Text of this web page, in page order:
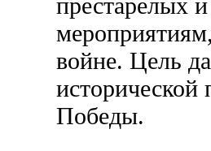
войне. Цель
исторической
Победы.